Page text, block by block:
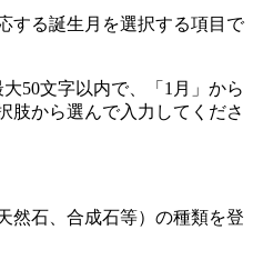
する誕生月を選択する項目で
50文字以内で、「1月」から
肢から選んで入力してくださ
然石、合成石等）の種類を登